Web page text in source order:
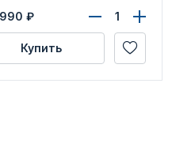
₽
Купить